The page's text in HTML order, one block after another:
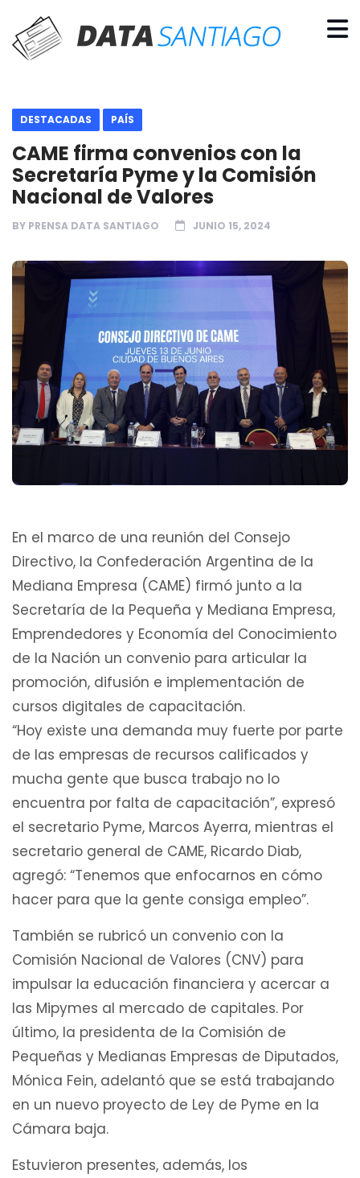
DESTACADAS PAÍS
CAME firma convenios con la
Secretaría Pyme y la Comisión
Nacional de Valores
BY PRENSA DATA SANTIAGO JUNIO 15, 2024
En el marco de una reunión del Consejo
Directivo, la Confederación Argentina de la
Mediana Empresa (CAME) firmó junto a la
Secretaría de la Pequeña y Mediana Empresa,
Emprendedores y Economía del Conocimiento
de la Nación un convenio para articular la
promoción, difusión e implementación de
cursos digitales de capacitación.
“Hoy existe una demanda muy fuerte por parte
de las empresas de recursos calificados y
mucha gente que busca trabajo no lo
encuentra por falta de capacitación”, expresó
el secretario Pyme, Marcos Ayerra, mientras el
secretario general de CAME, Ricardo Diab,
agregó: “Tenemos que enfocarnos en cómo
hacer para que la gente consiga empleo”.
También se rubricó un convenio con la
Comisión Nacional de Valores (CNV) para
impulsar la educación financiera y acercar a
las Mipymes al mercado de capitales. Por
último, la presidenta de la Comisión de
Pequeñas y Medianas Empresas de Diputados,
Mónica Fein, adelantó que se está trabajando
en un nuevo proyecto de Ley de Pyme en la
Cámara baja.
Estuvieron presentes, además, los